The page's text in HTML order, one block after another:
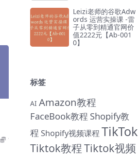
19
Leizi老师的谷歌Adw
ords 运营实操课 -雷
子从零到精通官网价
值2222元【Ab-001
0】
标签
AI Amazon教程
FaceBook教程 Shopify教
程 Shopify视频课程 TikTok
Tiktok教程Tiktok视频